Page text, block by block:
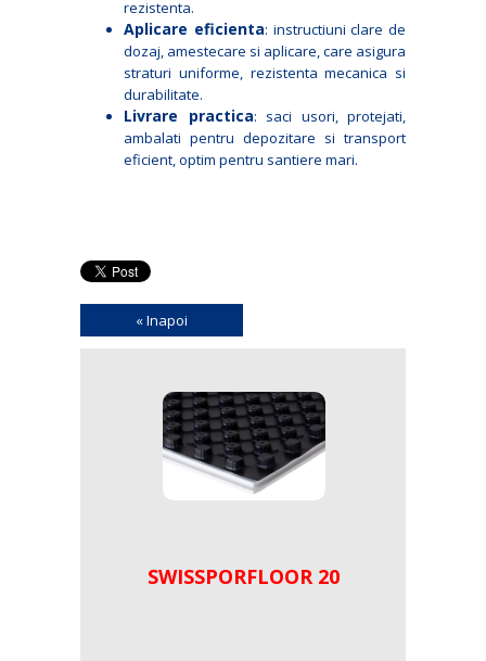
rezistenta.
Aplicare eficienta: instructiuni clare de
dozaj, amestecare si aplicare, care asigura
straturi uniforme, rezistenta mecanica si
durabilitate.
Livrare practica: saci usori, protejati,
ambalati pentru depozitare si transport
eficient, optim pentru santiere mari.
« Inapoi
SWISSPORFLOOR 20